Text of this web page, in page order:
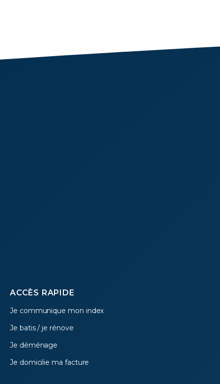
Footer
menu
ACCÈS RAPIDE
Je communique mon index
Je batis / je rénove
Je déménage
Je domicilie ma facture